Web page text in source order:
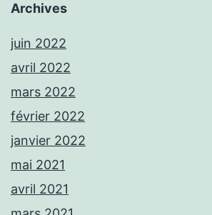
Archives
juin 2022
avril 2022
mars 2022
février 2022
janvier 2022
mai 2021
avril 2021